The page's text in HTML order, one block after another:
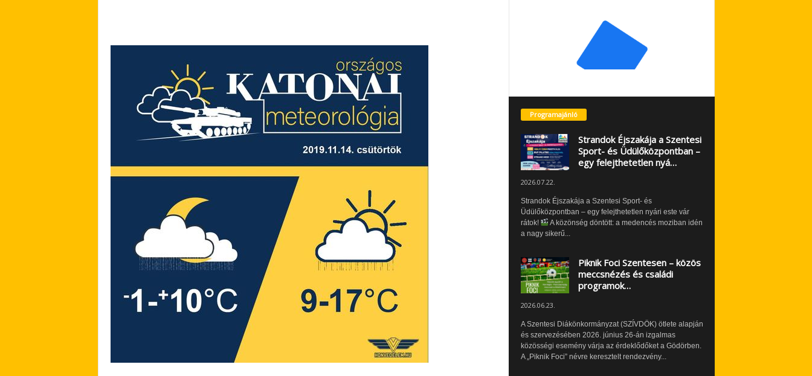
Programajánló
Strandok Éjszakája a Szentesi
Sport- és Üdülőközpontban –
egy felejthetetlen nyá…
2026.07.22.
Strandok Éjszakája a Szentesi Sport- és
Üdülőközpontban – egy felejthetetlen nyári este vár
rátok!
A közönség döntött: a medencés moziban idén
a nagy sikerű...
Piknik Foci Szentesen – közös
meccsnézés és családi
programok…
2026.06.23.
A Szentesi Diákönkormányzat (SZÍVDÖK) ötlete alapján
és szervezésében 2026. június 26-án izgalmas
közösségi esemény várja az érdeklődőket a Gödörben.
A „Piknik Foci” névre keresztelt rendezvény...